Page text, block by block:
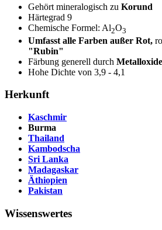
Gehört mineralogisch zu Korund
Härtegrad 9
Chemische Formel: Al2O3
Umfasst alle Farben außer Rot,
"Rubin"
Färbung generell durch Metalloxide
Hohe Dichte von 3,9 - 4,1
Herkunft
Kaschmir
Burma
Thailand
Kambodscha
Sri Lanka
Madagaskar
Äthiopien
Pakistan
Wissenswertes